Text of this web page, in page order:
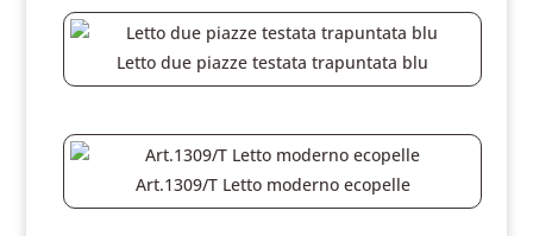
Letto due piazze testata trapuntata blu
Art.1309/T Letto moderno ecopelle